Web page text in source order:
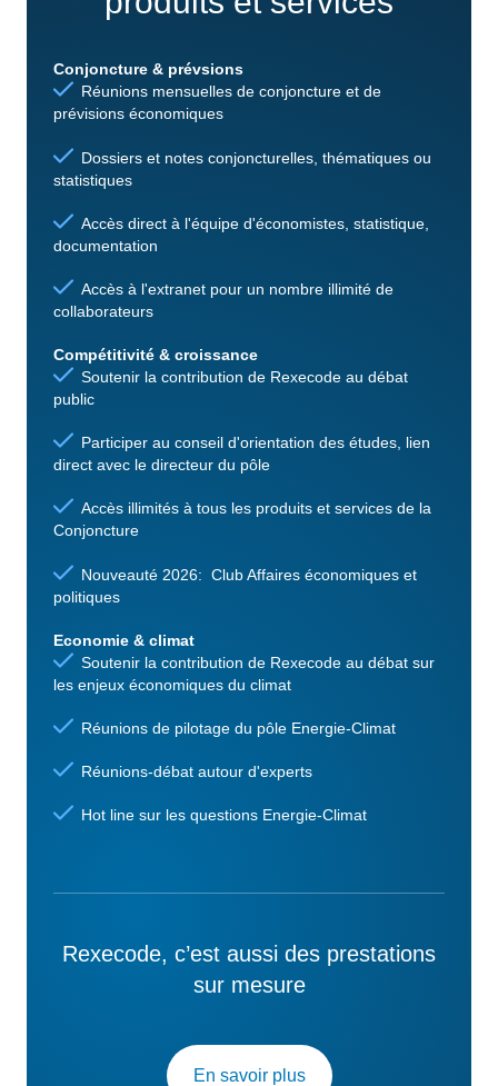
Conjoncture & prévsions
Réunions mensuelles de conjoncture et de
prévisions économiques
Dossiers et notes conjoncturelles, thématiques ou
statistiques
Accès direct à l'équipe d'économistes, statistique,
documentation
Accès à l'extranet pour un nombre illimité de
collaborateurs
Compétitivité & croissance
Soutenir la contribution de Rexecode au débat
public
Participer au conseil d'orientation des études, lien
direct avec le directeur du pôle
Accès illimités à tous les produits et services de la
Conjoncture
Nouveauté 2026: Club Affaires économiques et
politiques
Economie & climat
Soutenir la contribution de Rexecode au débat sur
les enjeux économiques du climat
Réunions de pilotage du pôle Energie-Climat
Réunions-débat autour d'experts
Hot line sur les questions Energie-Climat
Rexecode, c’est aussi des prestations
sur mesure
En savoir plus